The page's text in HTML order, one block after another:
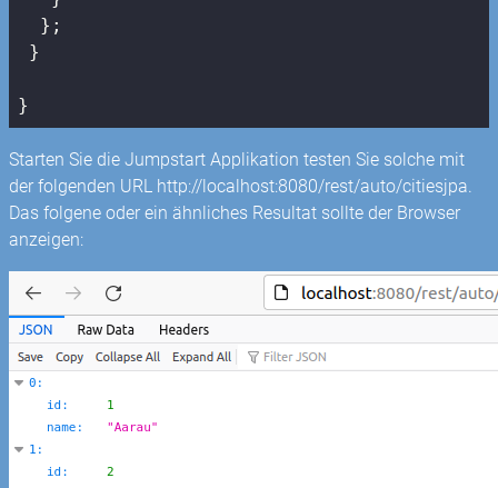
  };
}
}
Starten Sie die Jumpstart Applikation testen Sie solche mit
der folgenden URL http://localhost:8080/rest/auto/citiesjpa.
Das folgene oder ein ähnliches Resultat sollte der Browser
anzeigen: